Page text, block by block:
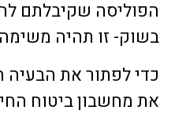
הפוליסה שקיבלתם
בשוק- זו תהיה
כדי לפתור את
את מחשבון ביטוח